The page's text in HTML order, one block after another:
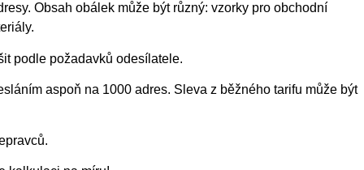
Obsah obálek může být různý: vzorky pro obchodní
podle požadavků odesílatele.
aspoň na 1000 adres. Sleva z běžného tarifu může být